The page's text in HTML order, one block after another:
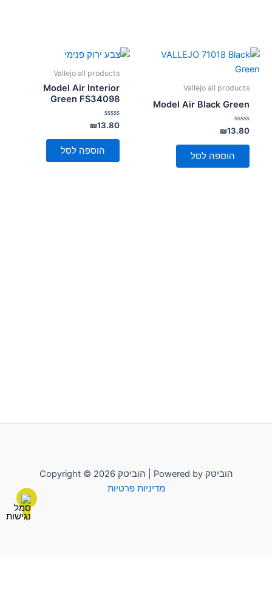
Vallejo all products
Model Air Black Green
דורג
0
מתוך
₪13.80
הוספה לסל
Vallejo all products
Model Air Interior
Green FS34098
דורג
0
מתוך
₪13.80
הוספה לסל
Copyright © 2026 הוביטק | Powered by הוביטק
מדיניות פרטיות